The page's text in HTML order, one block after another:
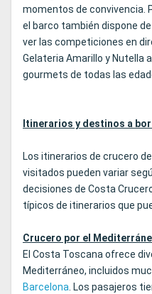
momentos de convivencia.
el barco también dispone
ver las competiciones en
Gelateria Amarillo y Nutella
gourmets de todas las
Itinerarios y destinos a
Los itinerarios de crucero
visitados pueden variar
decisiones de Costa
típicos de itinerarios que
Crucero por el
El Costa Toscana ofrece
Mediterráneo, incluidos
Barcelona. Los pasajeros